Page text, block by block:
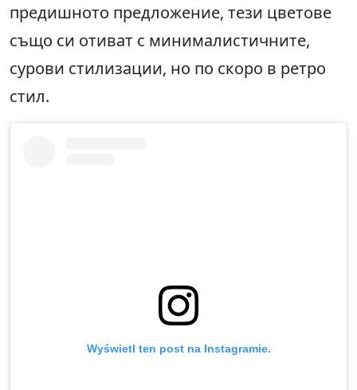
предишното предложение, тези цветове
също си отиват с минималистичните,
сурови стилизации, но по скоро в ретро
стил.
Wyświetl ten post na Instagramie.